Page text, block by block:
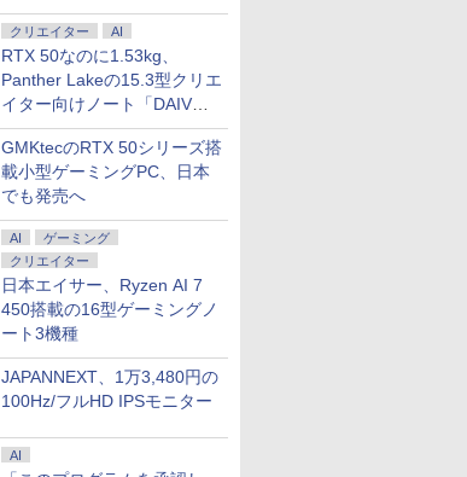
クリエイター AI
RTX 50なのに1.53kg、
Panther Lakeの15.3型クリエ
イター向けノート「DAIV
Z5」
GMKtecのRTX 50シリーズ搭
載小型ゲーミングPC、日本
でも発売へ
AI
ゲーミング
クリエイター
日本エイサー、Ryzen AI 7
450搭載の16型ゲーミングノ
ート3機種
JAPANNEXT、1万3,480円の
100Hz/フルHD IPSモニター
AI